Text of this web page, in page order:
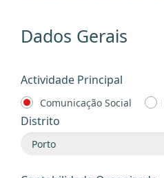
Dados Gerais
Actividade Principal
Comunicação Social
Distrito